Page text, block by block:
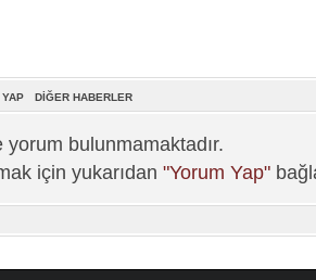
YAP DİĞER HABERLER
yorum bulunmamaktadır.
için yukarıdan "Yorum Yap"